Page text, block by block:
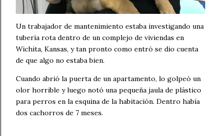
Un trabajador de mantenimiento estaba investigando una
tubería rota dentro de un complejo de viviendas en
Wichita, Kansas, y tan pronto como entró se dio cuenta
de que algo no estaba bien.
Cuando abrió la puerta de un apartamento, lo golpeó un
olor horrible y luego notó una pequeña jaula de plástico
para perros en la esquina de la habitación. Dentro había
dos cachorros de 7 meses.